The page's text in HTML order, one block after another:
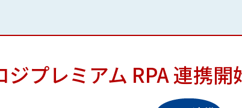
プレミアム RPA 連携開